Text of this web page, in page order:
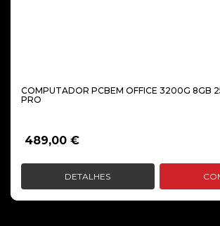
COMPUTADOR PCBEM OFFICE 3200G 8GB
PRO
489,00 €
DETALHES